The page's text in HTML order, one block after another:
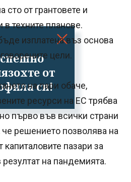
от
си!
сто от грантовете и
техните планове.
изплатена въз основа
цели.
на пари обаче,
ресурси на ЕС трябва
първо във всички страни
решението позволява на
пазари за
на пандемията.